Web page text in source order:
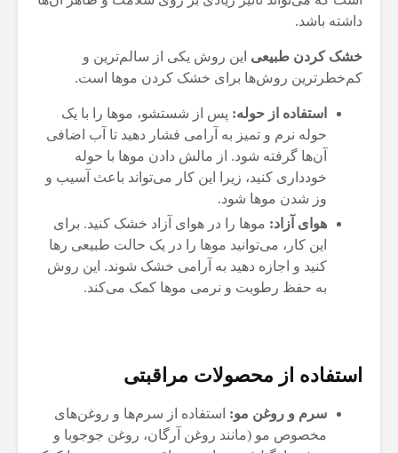
داشته باشد.
خشک کردن طبیعی این روش یکی از سالم‌ترین و
کم‌خطرترین روش‌ها برای خشک کردن موها است.
استفاده از حوله: پس از شستشو، موها را با یک
حوله نرم و تمیز به آرامی فشار دهید تا آب اضافی
آن‌ها گرفته شود. از مالش دادن موها با حوله
خودداری کنید، زیرا این کار می‌تواند باعث آسیب و
وز شدن موها شود.
هوای آزاد: موها را در هوای آزاد خشک کنید. برای
این کار، می‌توانید موها را در یک حالت طبیعی رها
کنید و اجازه دهید به آرامی خشک شوند. این روش
به حفظ رطوبت و نرمی موها کمک می‌کند.
استفاده از محصولات مراقبتی
سرم و روغن مو: استفاده از سرم‌ها و روغن‌های
مخصوص مو (مانند روغن آرگان، روغن جوجوبا و